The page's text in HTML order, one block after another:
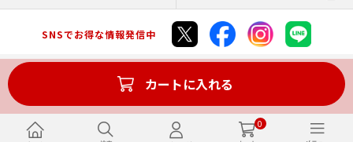
0
カートに入れる
SNSでお得な情報発信中